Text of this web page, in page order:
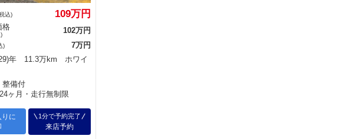
込) 109万円
格
102万円
)
7万円
年 11.3万km ホワイ
整備付
ヶ月・走行無制限
りに
1分で予約完了
来店予約